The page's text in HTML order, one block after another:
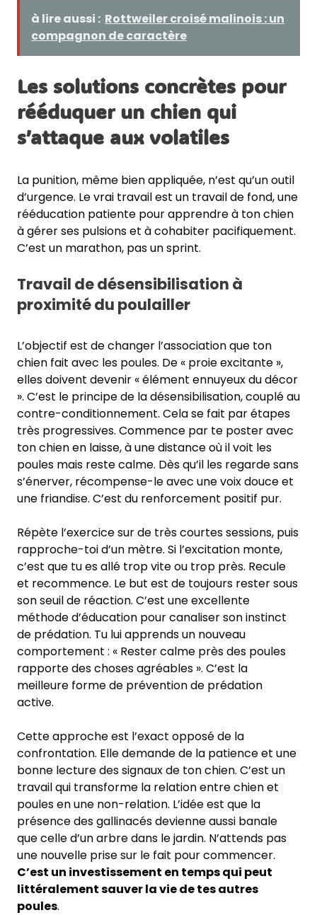
à lire aussi : Rottweiler croisé malinois : un
compagnon de caractère
Les solutions concrètes pour
rééduquer un chien qui
s’attaque aux volatiles
La punition, même bien appliquée, n’est qu’un outil
d’urgence. Le vrai travail est un travail de fond, une
rééducation patiente pour apprendre à ton chien
à gérer ses pulsions et à cohabiter pacifiquement.
C’est un marathon, pas un sprint.
Travail de désensibilisation à
proximité du poulailler
L’objectif est de changer l’association que ton
chien fait avec les poules. De « proie excitante »,
elles doivent devenir « élément ennuyeux du décor
». C’est le principe de la désensibilisation, couplé au
contre-conditionnement. Cela se fait par étapes
très progressives. Commence par te poster avec
ton chien en laisse, à une distance où il voit les
poules mais reste calme. Dès qu’il les regarde sans
s’énerver, récompense-le avec une voix douce et
une friandise. C’est du renforcement positif pur.
Répète l’exercice sur de très courtes sessions, puis
rapproche-toi d’un mètre. Si l’excitation monte,
c’est que tu es allé trop vite ou trop près. Recule
et recommence. Le but est de toujours rester sous
son seuil de réaction. C’est une excellente
méthode d’éducation pour canaliser son instinct
de prédation. Tu lui apprends un nouveau
comportement : « Rester calme près des poules
rapporte des choses agréables ». C’est la
meilleure forme de prévention de prédation
active.
Cette approche est l’exact opposé de la
confrontation. Elle demande de la patience et une
bonne lecture des signaux de ton chien. C’est un
travail qui transforme la relation entre chien et
poules en une non-relation. L’idée est que la
présence des gallinacés devienne aussi banale
que celle d’un arbre dans le jardin. N’attends pas
une nouvelle prise sur le fait pour commencer.
C’est un investissement en temps qui peut
littéralement sauver la vie de tes autres
poules.